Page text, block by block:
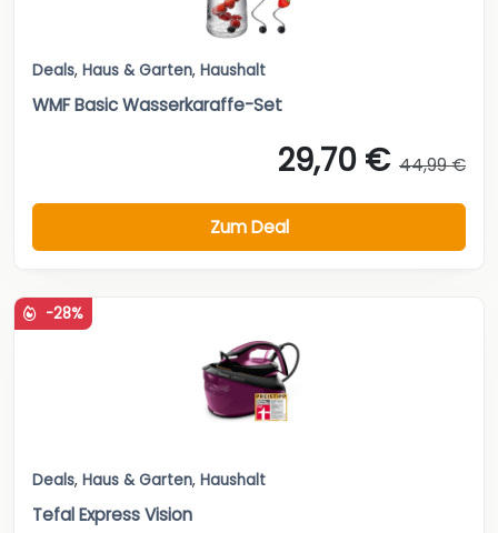
Deals, Haus & Garten, Haushalt
WMF Basic Wasserkaraffe-Set
29,70 € 44,99 €
Zum Deal
-28%
Deals, Haus & Garten, Haushalt
Tefal Express Vision